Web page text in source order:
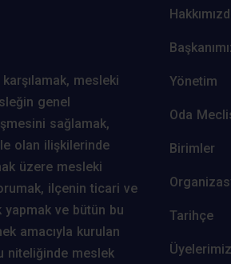
mesleki
genel
sağlamak,
olan ilişkilerinde
üzere mesleki
ilçenin ticari ve
ve bütün bu
amacıyla kurulan
niteliğinde meslek
Yönetim
Oda
Birimler
Tarihçe
Üyelerimiz